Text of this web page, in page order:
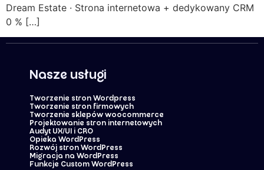
Dream Estate · Strona internetowa + dedykowany CRM
0 % […]
Nasze usługi
Tworzenie stron Wordpress
Tworzenie stron firmowych
Tworzenie sklepów woocommerce
Projektowanie stron internetowych
Audyt UX/UI i CRO
Opieka WordPress
Rozwój stron WordPress
Migracja na WordPress
Funkcje Custom WordPress